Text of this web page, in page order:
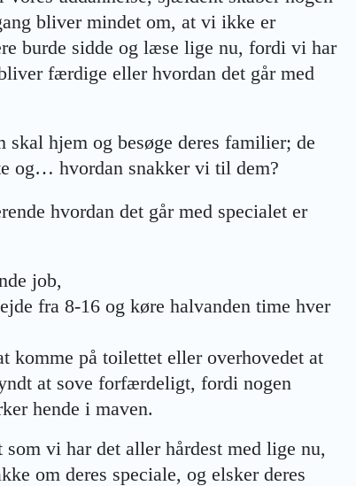
bliver mindet om, at vi ikke er
burde sidde og læse lige nu, fordi vi har
færdige eller hvordan det går med
skal hjem og besøge deres familier; de
og… hvordan snakker vi til dem?
hvordan det går med specialet er
job,
fra 8-16 og køre halvanden time hver
komme på toilettet eller overhovedet at
at sove forfærdeligt, fordi nogen
hende i maven.
vi har det aller hårdest med lige nu,
om deres speciale, og elsker deres